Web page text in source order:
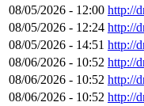
08/05/2026 - 12:00 http://
08/05/2026 - 12:24 http://
08/05/2026 - 14:51 http://
08/06/2026 - 10:52 http://
08/06/2026 - 10:52 http://
08/06/2026 - 10:52 http://